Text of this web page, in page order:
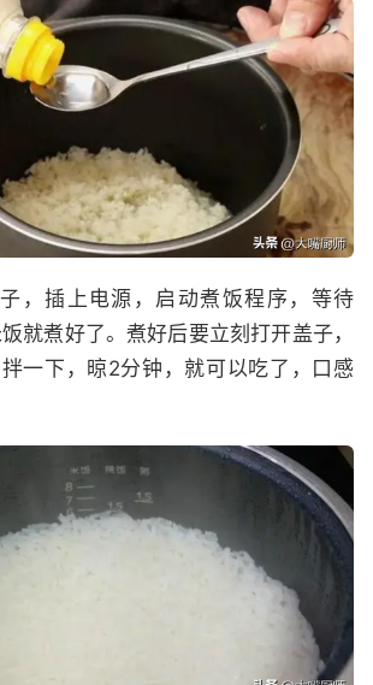
，插上电源，启动煮饭程序，等待
就煮好了。煮好后要立刻打开盖子，
一下，晾2分钟，就可以吃了，口感